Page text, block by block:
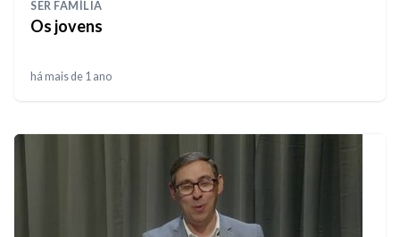
SER FAMÍLIA
Os jovens
há mais de 1 ano